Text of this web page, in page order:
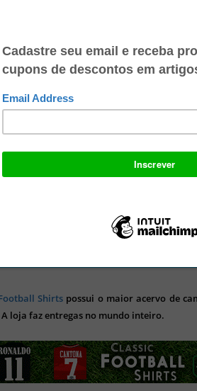
digital 100% gratuita no Mercado
para: Recarregar seu celular, Pagar suas
de lugares. Multiplique suas
aproveite todos os benefícios!
Shirts possui o maior acervo de
A loja faz entregas no mundo inteiro.